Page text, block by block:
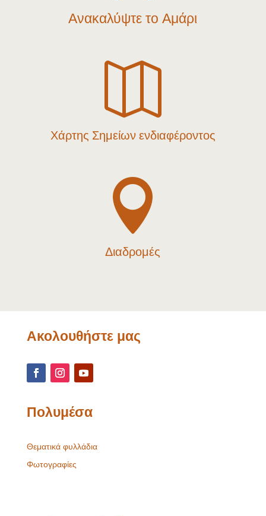
Ανακαλύψτε το Αμάρι

Χάρτης Σημείων ενδιαφέροντος

Διαδρομές
Ακολουθήστε μας
Πολυμέσα
Θεματικά φυλλάδια
Φωτογραφίες